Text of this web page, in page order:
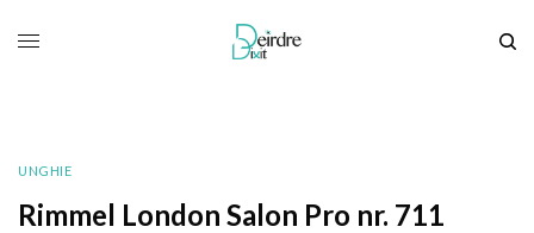
UNGHIE
Rimmel London Salon Pro nr. 711